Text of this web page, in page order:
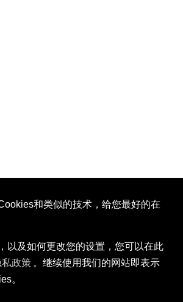
和类似的技术，给您最好的在
以及如何更改您的设置，您可以在此
私政策 。继续使用我们的网站即表示
。